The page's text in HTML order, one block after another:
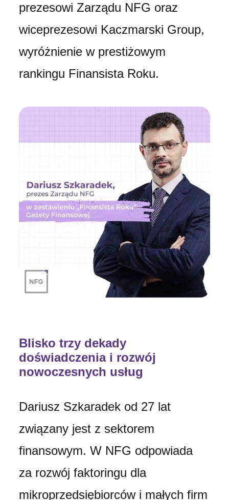
prezesowi Zarządu NFG oraz
wiceprezesowi Kaczmarski Group,
wyróżnienie w prestiżowym
rankingu Finansista Roku.
Blisko trzy dekady
doświadczenia i rozwój
nowoczesnych usług
Dariusz Szkaradek od 27 lat
związany jest z sektorem
finansowym. W NFG odpowiada
za rozwój faktoringu dla
mikroprzedsiębiorców i małych firm